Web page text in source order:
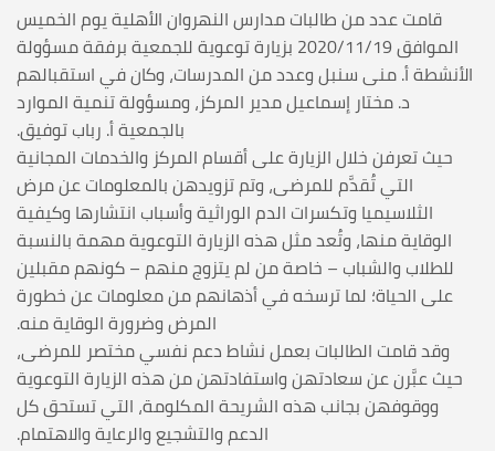
قامت عدد من طالبات مدارس النهروان الأهلية يوم الخميس
الموافق 2020/11/19 بزيارة توعوية للجمعية برفقة مسؤولة
الأنشطة أ. منى سنبل وعدد من المدرسات، وكان في استقبالهم
د. مختار إسماعيل مدير المركز، ومسؤولة تنمية الموارد
بالجمعية أ. رباب توفيق.
حيث تعرفن خلال الزيارة على أقسام المركز والخدمات المجانية
التي تُقدَّم للمرضى، وتم تزويدهن بالمعلومات عن مرض
الثلاسيميا وتكسرات الدم الوراثية وأسباب انتشارها وكيفية
الوقاية منها، وتُعد مثل هذه الزيارة التوعوية مهمة بالنسبة
للطلاب والشباب – خاصة من لم يتزوج منهم – كونهم مقبلين
على الحياة؛ لما ترسخه في أذهانهم من معلومات عن خطورة
المرض وضرورة الوقاية منه.
وقد قامت الطالبات بعمل نشاط دعم نفسي مختصر للمرضى،
حيث عبَّرن عن سعادتهن واستفادتهن من هذه الزيارة التوعوية
ووقوفهن بجانب هذه الشريحة المكلومة، التي تستحق كل
الدعم والتشجيع والرعاية والاهتمام.